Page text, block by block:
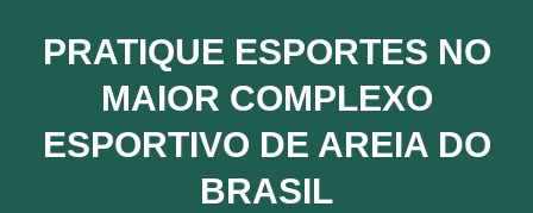
PRATIQUE ESPORTES NO
MAIOR COMPLEXO
ESPORTIVO DE AREIA DO
BRASIL